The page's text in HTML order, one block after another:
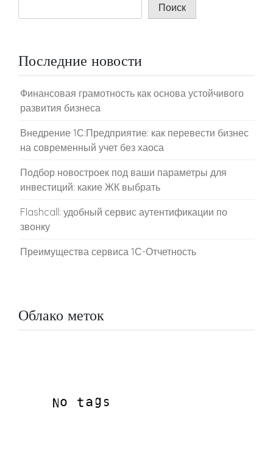
Поиск
Последние новости
Финансовая грамотность как основа устойчивого
развития бизнеса
Внедрение 1С:Предприятие: как перевести бизнес
на современный учет без хаоса
Подбор новостроек под ваши параметры для
инвестиций: какие ЖК выбрать
Flashcall: удобный сервис аутентификации по
звонку
Преимущества сервиса 1С-Отчетность
Облако меток